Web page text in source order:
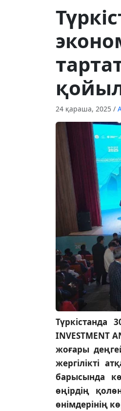
24 қараша, 2025 /
Түркістанда
INVESTMENT
жоғары
жергілікті
барысында
өңірдің
өнімдерінің